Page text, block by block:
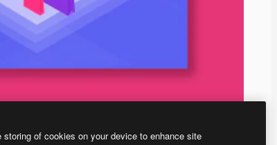
of cookies on your device to enhance site